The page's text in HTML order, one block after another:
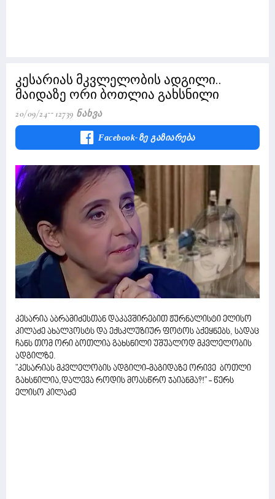
კესარიას მკვლელობის ადგილი..
მაიდაზე ორი ბოთლია გახსნილი
20/09/24 12739 Ნახვა
Facebook-Ზე Გაზიარება
კესარია აბრამიძესთან დაკავშირებით ჟურნალისტი ელისო
კილაძე ახალპოსტს და ექსკლუზიურ ფოტოს აქეყნებს, სადაც
ჩანს თომ ორი ბოთლია გახსნილი უშუალოდ მკვლელობის
ადგილზე.
"კესარიას მკვლელობის ადგილი-მაგიდაზე ორივე ბოთლი
გახსნილია,დალევა როდის მოასწრო ჯაიანმა?!" - წერს
ელისო კილაძე